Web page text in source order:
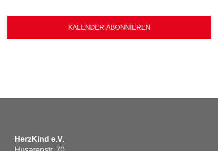
KALENDER ABONNIEREN
HerzKind e.V.